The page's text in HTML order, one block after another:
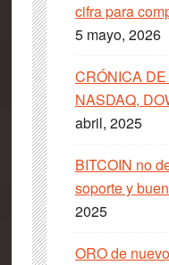
cifra para
5 mayo, 2026
CRÓNICA
NASDAQ,
abril, 2025
BITCOIN no
soporte y
2025
ORO de